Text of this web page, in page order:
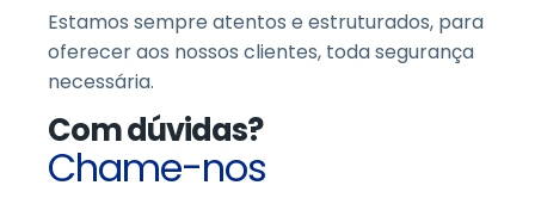
Estamos sempre atentos e estruturados, para
oferecer aos nossos clientes, toda segurança
necessária.
Com dúvidas?
Chame-nos